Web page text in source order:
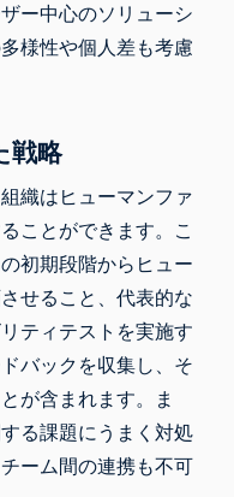
ー中心のソリューシ
様性や個人差も考慮
戦略
織はヒューマンファ
ことができます。こ
初期段階からヒュー
せること、代表的な
ティテストを実施す
バックを収集し、そ
が含まれます。ま
る課題にうまく対処
ーム間の連携も不可